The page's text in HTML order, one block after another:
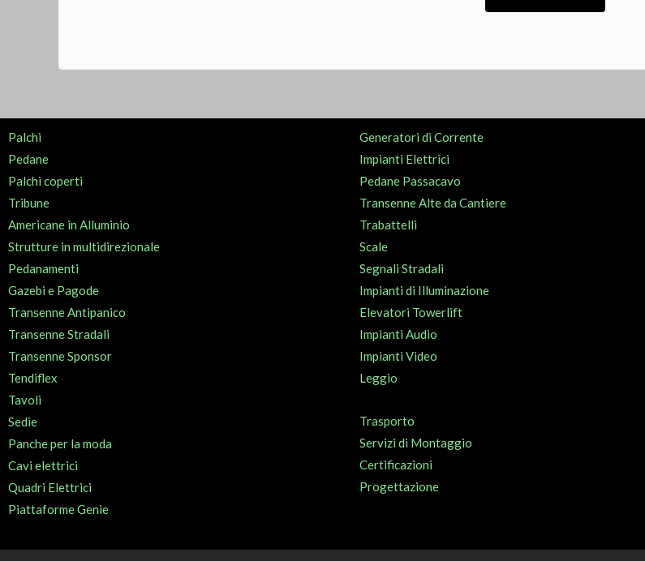
Palchi
Pedane
Palchi coperti
Tribune
Americane in Alluminio
Strutture in multidirezionale
Pedanamenti
Gazebi e Pagode
Transenne Antipanico
Transenne Stradali
Transenne Sponsor
Tendiflex
Tavoli
Sedie
Panche per la moda
Cavi elettrici
Quadri Elettrici
Piattaforme Genie
Generatori di Corrente
Impianti Elettrici
Pedane Passacavo
Transenne Alte da Cantiere
Trabattelli
Scale
Segnali Stradali
Impianti di Illuminazione
Elevatori Towerlift
Impianti Audio
Impianti Video
Leggio
Trasporto
Servizi di Montaggio
Certificazioni
Progettazione